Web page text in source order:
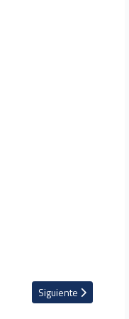
Artículo siguiente:
Siguiente